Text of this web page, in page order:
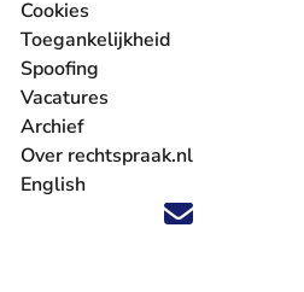
Volg ons op X (Twitter) - U
Volg ons op Facebook - U
Volg ons op Instagram -
Volg ons op Youtube
Volg ons op
'Blijf op de
Cookies
Toegankelijkheid
Spoofing
Vacatures
- U verlaat Rechtspraak.nl
Archief
Over rechtspraak.nl
English